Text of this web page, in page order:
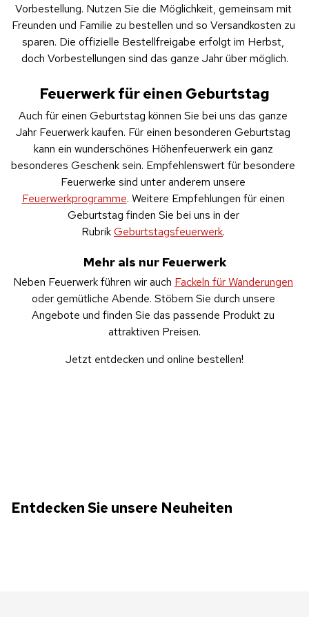
Vorbestellung. Nutzen Sie die Möglichkeit, gemeinsam mit
Freunden und Familie zu bestellen und so Versandkosten zu
sparen. Die offizielle Bestellfreigabe erfolgt im Herbst,
doch Vorbestellungen sind das ganze Jahr über möglich.
Feuerwerk für einen Geburtstag
Auch für einen Geburtstag können Sie bei uns das ganze
Jahr Feuerwerk kaufen. Für einen besonderen Geburtstag
kann ein wunderschönes Höhenfeuerwerk ein ganz
besonderes Geschenk sein. Empfehlenswert für besondere
Feuerwerkprogramme. Weitere Empfehlungen für einen
Geburtstag finden Sie bei uns in der
Rubrik Geburtstagsfeuerwerk.
Mehr als nur Feuerwerk
Neben Feuerwerk führen wir auch Fackeln für Wanderungen
oder gemütliche Abende. Stöbern Sie durch unsere
Angebote und finden Sie das passende Produkt zu
attraktiven Preisen.
Jetzt entdecken und online bestellen!
Entdecken Sie unsere Neuheiten